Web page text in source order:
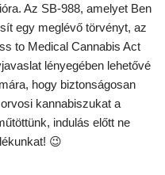
Az SB-988, amelyet Ben
egy meglévő törvényt, az
to Medical Cannabis Act
lényegében lehetővé
hogy biztonságosan
kannabiszukat a
indulás előtt ne
😉